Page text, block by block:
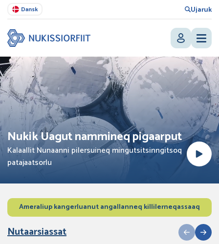
Dansk Ujaruk
Nukik Uagut nammineq pigaarput
Kalaallit Nunaanni pilersuineq mingutsitsinngitsoq
patajaatsorlu
Ameraliup kangerluanut angallanneq killilerneqassaaq
Nutaarsiassat